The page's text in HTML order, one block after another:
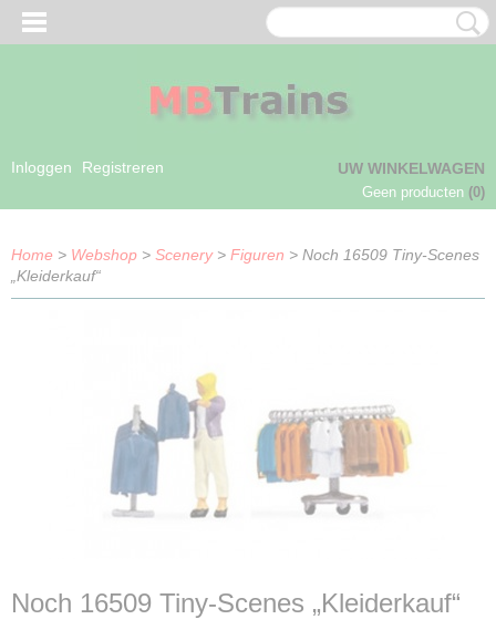
Inloggen Registreren UW WINKELWAGEN
Geen producten (0)
Home > Webshop > Scenery> Figuren > Noch 16509 Tiny-Scenes
„Kleiderkauf“
Noch 16509 Tiny-Scenes „Kleiderkauf“